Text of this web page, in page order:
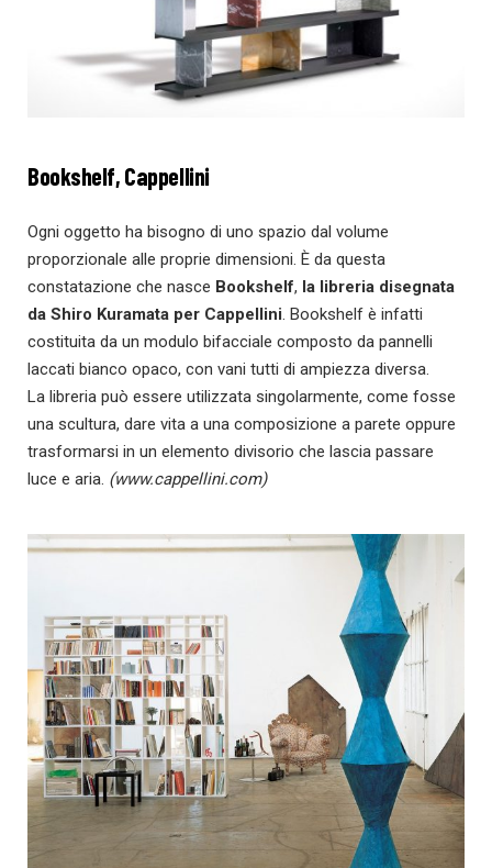
Bookshelf,Cappellini
Ogni oggetto ha bisogno di uno spazio dal volume
proporzionale alle proprie dimensioni. È da questa
constatazione che nasce Bookshelf, la libreria disegnata
da Shiro Kuramata per Cappellini. Bookshelf è infatti
costituita da un modulo bifacciale composto da pannelli
laccati bianco opaco, con vani tutti di ampiezza diversa.
La libreria può essere utilizzata singolarmente, come fosse
una scultura, dare vita a una composizione a parete oppure
trasformarsi in un elemento divisorio che lascia passare
luce e aria. (www.cappellini.com)